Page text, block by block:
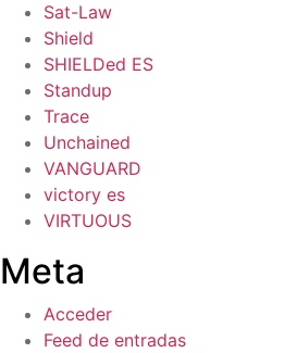
Sat-Law
Shield
SHIELDed ES
Standup
Trace
Unchained
VANGUARD
victory es
VIRTUOUS
Meta
Acceder
Feed de entradas